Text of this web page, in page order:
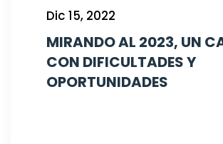
Dic 15, 2022
MIRANDO AL 2023, UN
CON DIFICULTADES Y
OPORTUNIDADES